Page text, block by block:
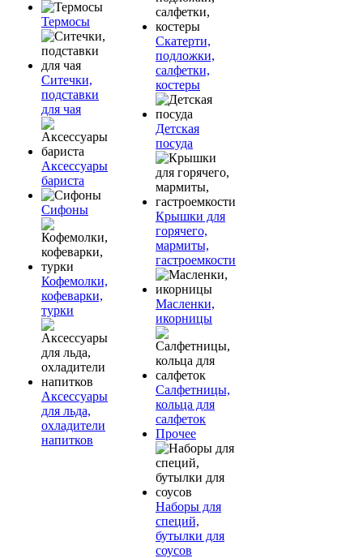
Термосы
Ситечки,
подставки
для чая
Аксессуары
бариста
Сифоны
Кофемолки,
кофеварки,
турки
Аксессуары
для льда,
охладители
напитков
Скатерти,
подложки,
салфетки,
костеры
Детская
посуда
Крышки для
горячего,
мармиты,
гастроемкости
Масленки,
икорницы
Салфетницы,
кольца для
салфеток
Прочее
Наборы для
специй,
бутылки для
соусов